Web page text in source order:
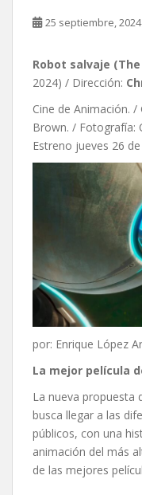
25 septiembre, 2024
Robot salvaje
2024) / Dirección:
Cine de Animación. /
Brown. / Fotografía:
Estreno jueves 26
por: Enrique López
La mejor película
La nueva propuesta
busca llegar a las
públicos, con una
animación del más
de las mejores